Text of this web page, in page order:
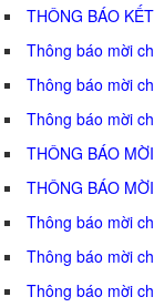
THÔNG BÁO
Thông báo mời
Thông báo mời
Thông báo mời
THÔNG BÁO
THÔNG BÁO
Thông báo mời
Thông báo mời
Thông báo mời